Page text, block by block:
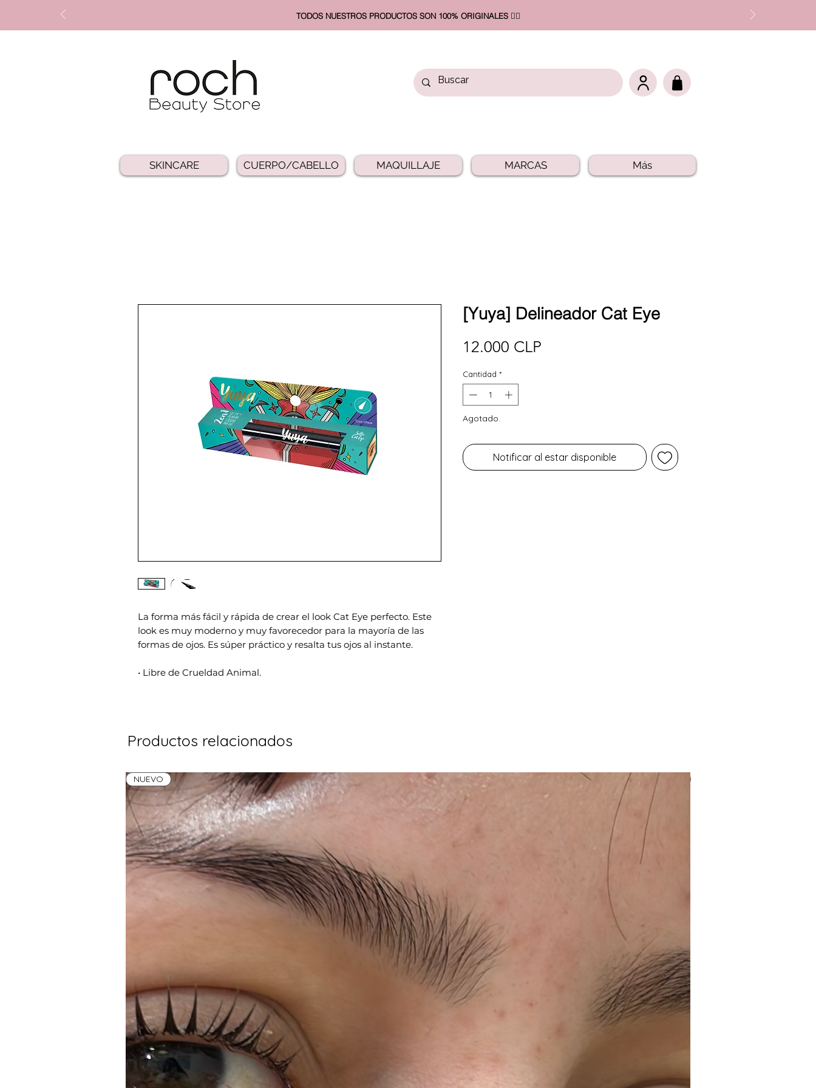
TODOS NUESTROS PRODUCTOS SON 100% ORIGINALES ❤️‍🔥​
SKINCARE CUERPO/CABELLO MAQUILLAJE MARCAS Más
La forma más fácil y rápida de crear el look Cat Eye perfecto. Este
look es muy moderno y muy favorecedor para la mayoría de las
formas de ojos. Es súper práctico y resalta tus ojos al instante.
• Libre de Crueldad Animal.
[Yuya] Delineador Cat Eye
12.000 CLP
Cantidad *
Agotado.
Notificar al estar disponible
Productos relacionados
NUEVO